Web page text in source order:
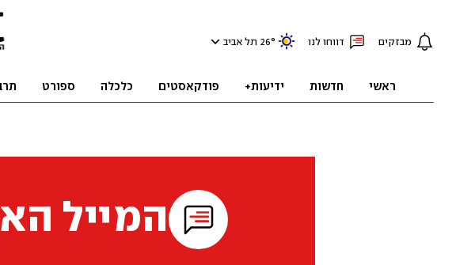
מבזקים דווחו לנו 26° תל אביב
ראשי חדשות ידיעות+ פודקאסטים כלכלה ספורט
המייל